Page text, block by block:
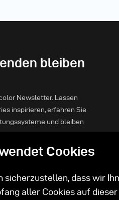
bleiben
Newsletter. Lassen
inspirieren, erfahren Sie
und bleiben
Cookies
sicherzustellen, dass wir
aller Cookies auf